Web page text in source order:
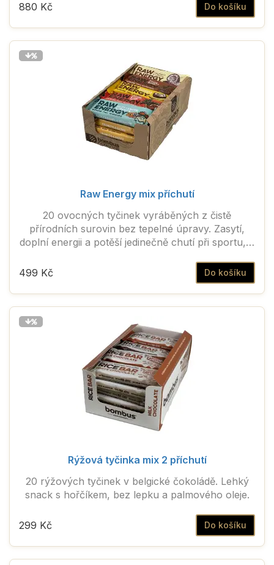
Do košíku
880 Kč
Raw Energy mix příchutí
20 ovocných tyčinek vyráběných z čistě
přírodních surovin bez tepelné úpravy. Zasytí,
doplní energii a potěší jedinečně chutí při sportu, v
Do košíku
499 Kč
Rýžová tyčinka mix 2 příchutí
20 rýžových tyčinek v belgické čokoládě. Lehký
snack s hořčíkem, bez lepku a palmového oleje.
Do košíku
299 Kč